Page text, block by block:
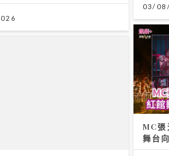
03/
MC張
舞台